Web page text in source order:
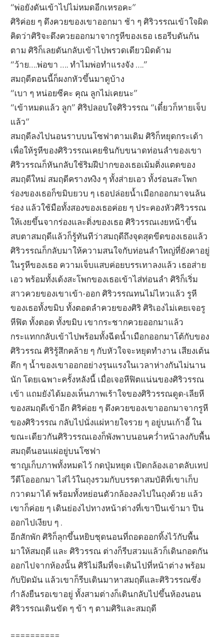
“พ่อยังดันเข้าไปไม่หมดอีกเหรอคะ”
ศิริค่อย ๆ ดึงควยของเขาออกมา ช้า ๆ ศิริวรรณเข้าใจผิด
คิดว่าศิริจะดึงควยออกมาจากรูหีของเธอ เธอรีบดันก้น
ตาม ศิริก็เลยดันกลับเข้าไปพรวดเดียวมิดด้าม
“ว้าย….พ่อขา …. ทำไมพ่อทำแรงจัง ….”
สมฤดีตอนนี้ก็ผงกหัวขึ้นมาดูบ้าง
“เบา ๆ หน่อยซีคะ คุณ ลูกไม่เคยนะ”
“เข้าหมดแล้ว ลูก” ศิริปลอบใจศิริวรรณ “เดี๋ยวก็หายเจ็บ
แล้ว”
สมฤดีลงไปนอนราบบนโซฟาตามเดิม ศิริก็หยุดกระเด้า
เพื่อให้รูหีของศิริวรรณเคยชินกับขนาดท่อนลำของเขา
ศิริวรรณก็หันกลับใช้ริมฝีปากของเธอเม้มติ่งแตดของ
สมฤดีใหม่ สมฤดีครางหงิง ๆ ทั้งส่ายเอว ทั้งร่อนสะโพก
ร่องของเธอก็ขมิบยวบ ๆ เธอปล่อยน้ำเมือกออกมาจนล้น
ร่อง แล้วใช้มือทั้งสองของเธอค่อย ๆ ประคองหัวศิริวรรณ
ให้เงยขึ้นจากร่องและติ่งของเธอ ศิริวรรณเงยหน้าขึ้น
สบตาสมฤดีแล้วก็รู้ทันทีว่าสมฤดีถึงจุดสุดขีดของเธอแล้ว
ศิริวรรณก็กลับมาให้ความสนใจกับท่อนลำใหญ่ที่ยังคาอยู่
ในรูหีของเธอ ความเจ็บแสบค่อยบรรเทาลงแล้ว เธอส่าย
เอว พร้อมทั้งเด้งสะโพกของเธอเข้าไส่ท่อนลำ ศิริก็เริ่ม
สาวควยของเขาเข้า-ออก ศิริวรรณทนไม่ไหวแล้ว รูหี
ของเธอทั้งขมิบ ทั้งตอดลำควยของศิริ ศิริเองไม่เคยเจอรู
หีฟิต ทั้งตอด ทั้งขมิบ เขากระชากควยออกมาแล้ว
กระแทกกลับเข้าไปพร้อมทั้งฉีดน้ำเมือกออกมาโต้กับของ
ศิริวรรณ ศิริรู้สึกคล้าย ๆ กับหัวใจจะหยุดทำงาน เสียงเต้น
ตึก ๆ น้ำของเขาออกอย่างรุนแรงในเวลาห่างกันไม่นาน
นัก โดยเฉพาะครั้งหลังนี้ เมื่อเจอหีฟิตแน่นของศิริวรรณ
เข้า แถมยังได้มองเห็นภาพเร้าใจของศิริวรรณดูด-เลียหี
ของสมฤดีเข้าอีก ศิริค่อย ๆ ดึงควยของเขาออกมาจากรูหี
ของศิริวรรณ กลับไปนั่งแผ่หายใจรวย ๆ อยู่บนเก้าอี้ ใน
ขณะเดียวกันศิริวรรณเองก็พังพาบนอนคว่ำหน้าลงกับพื้น
สมฤดีนอนแผ่อยู่บนโซฟา
ชาญเก็บภาพทั้งหมดไว้ กดปุ่มหยุด เปิดกล้องเอาตลับเทป
วีดีโอออกมา ไส่ไว้ในถุงรวมกับบรรดาสมบัติที่เขาเก็บ
กวาดมาได้ พร้อมทั้งหย่อนตัวกล้องลงไปในถุงด้วย แล้ว
เขาก็ค่อย ๆ เดินย่องไปทางหน้าต่างที่เขาปีนเข้ามา ปีน
ออกไปเงียบ ๆ .
อีกสักพัก ศิริก็ลุกขึ้นหยิบชุดนอนที่ถอดออกทิ้งไว้กับพื้น
มาให้สมฤดี และ ศิริวรรณ ต่างก็รีบสวมแล้วก็เดินกอดกัน
ออกไปจากห้องนั้น ศิริไม่ลืมที่จะเดินไปที่หน้าต่าง พร้อม
กับปิดมัน แล้วเขาก็รีบเดินมาหาสมฤดีและศิริวรรณซึ่ง
กำลังยืนรอเขาอยู่ ทั้งสามต่างก็เดินกลับไปขึ้นห้องนอน
ศิริวรรณเดินขัด ๆ ข้า ๆ ตามศิริและสมฤดี
==========